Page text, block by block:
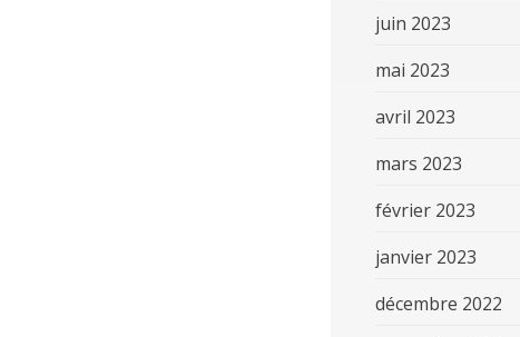
juin 2023
mai 2023
avril 2023
mars 2023
février 2023
janvier 2023
décembre 2022